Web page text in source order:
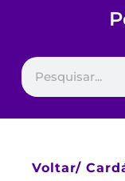
Voltar/